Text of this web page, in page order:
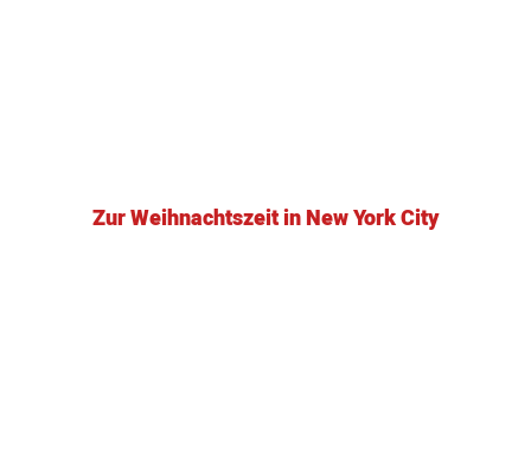
Zur Weihnachtszeit in New York City